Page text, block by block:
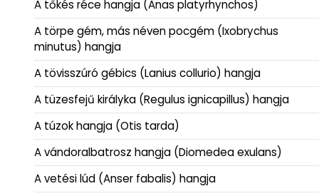
A tőkés réce hangja (Anas platyrhynchos)
A törpe gém, más néven pocgém (Ixobrychus
minutus) hangja
A tövisszúró gébics (Lanius collurio) hangja
A tüzesfejű királyka (Regulus ignicapillus) hangja
A túzok hangja (Otis tarda)
A vándoralbatrosz hangja (Diomedea exulans)
A vetési lúd (Anser fabalis) hangja